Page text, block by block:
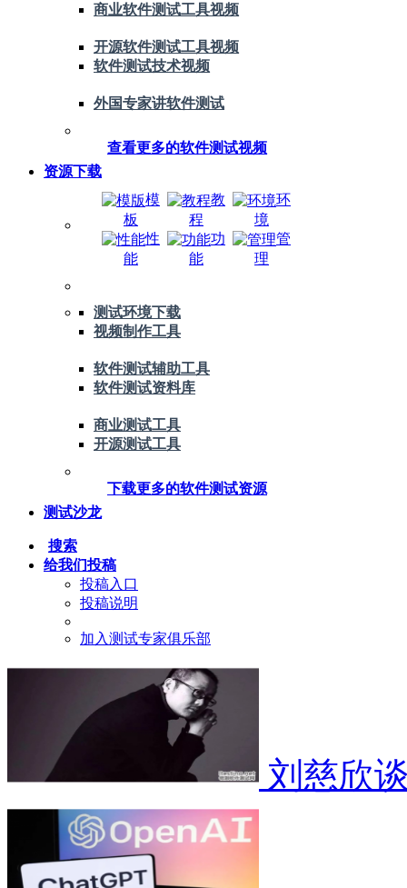
商业软件测试工具视频
开源软件测试工具视频
软件测试技术视频
外国专家讲软件测试
查看更多的软件测试视频
资源下载
模
板
教
程
环
境
性
能
功
能
管
理
测试环境下载
视频制作工具
软件测试辅助工具
软件测试资料库
商业测试工具
开源测试工具
下载更多的软件测试资源
测试沙龙
搜索
给我们投稿
投稿入口
投稿说明
加入测试专家俱乐部
刘慈欣